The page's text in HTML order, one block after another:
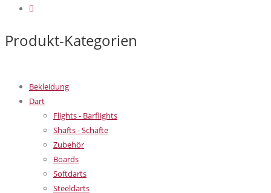
Produkt-Kategorien
Bekleidung
Dart
Flights - Barflights
Shafts - Schäfte
Zubehör
Boards
Softdarts
Steeldarts